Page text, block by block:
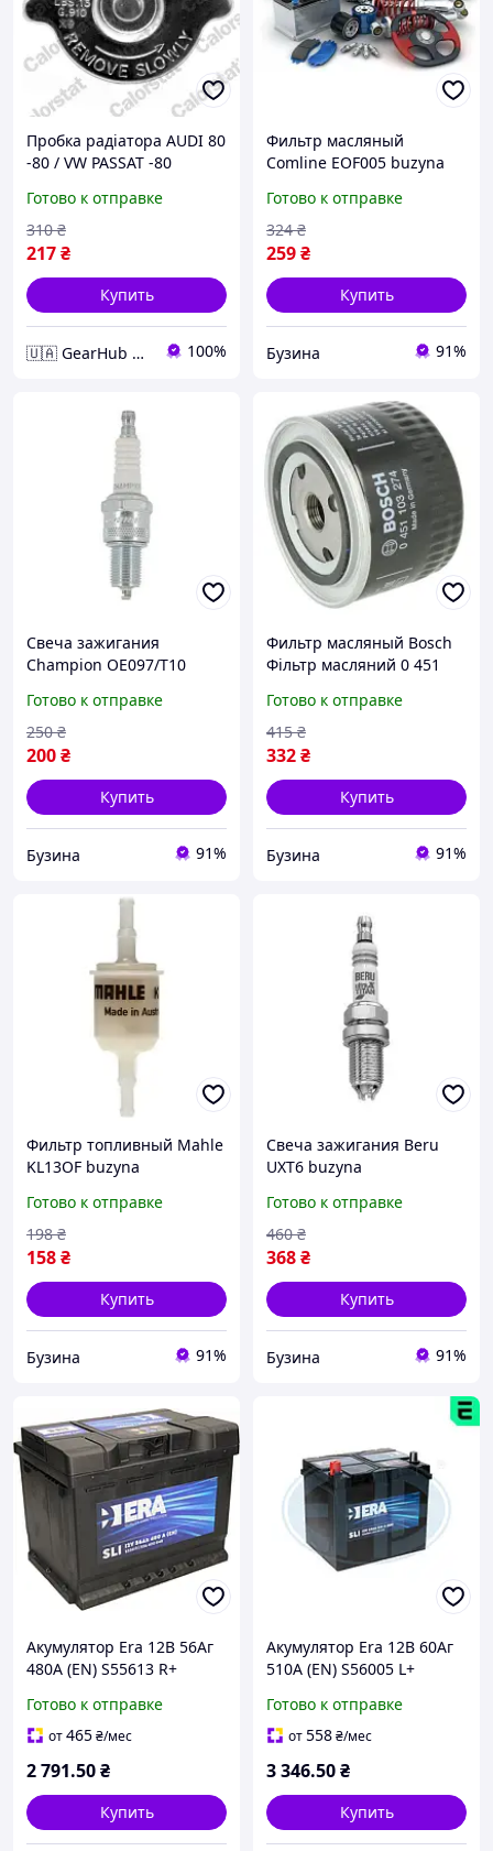
Пробка радіатора AUDI 80
-80 / VW PASSAT -80
Готово к отправке
217₴
310 ₴
Купить
🇺🇦 GearHub 🇺🇦 100%
Фильтр масляный
Comline EOF005 buzyna
Готово к отправке
259₴
324 ₴
Купить
Бузина 91%
Свеча зажигания
Champion OE097/T10
Готово к отправке
200₴
250 ₴
Купить
Бузина 91%
Фильтр масляный Bosch
Фільтр масляний 0 451
Готово к отправке
332₴
415 ₴
Купить
Бузина 91%
Фильтр топливный Mahle
KL13OF buzyna
Готово к отправке
158₴
198 ₴
Купить
Бузина 91%
Свеча зажигания Beru
UXT6 buzyna
Готово к отправке
368₴
460 ₴
Купить
Бузина 91%
Акумулятор Era 12В 56Аг
480А (EN) S55613 R+
Готово к отправке
от465₴/мес
2 791.50₴
Купить
Акумулятор Era 12В 60Аг
510А (EN) S56005 L+
Готово к отправке
от558₴/мес
3 346.50₴
Купить